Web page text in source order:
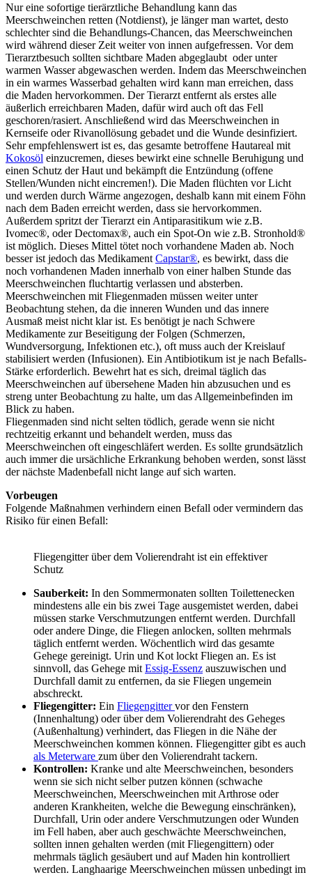
Nur eine sofortige tierärztliche Behandlung kann das
Meerschweinchen retten (Notdienst), je länger man wartet, desto
schlechter sind die Behandlungs-Chancen, das Meerschweinchen
wird während dieser Zeit weiter von innen aufgefressen. Vor dem
Tierarztbesuch sollten sichtbare Maden abgeglaubt oder unter
warmen Wasser abgewaschen werden. Indem das Meerschweinchen
in ein warmes Wasserbad gehalten wird kann man erreichen, dass
die Maden hervorkommen. Der Tierarzt entfernt als erstes alle
äußerlich erreichbaren Maden, dafür wird auch oft das Fell
geschoren/rasiert. Anschließend wird das Meerschweinchen in
Kernseife oder Rivanollösung gebadet und die Wunde desinfiziert.
Sehr empfehlenswert ist es, das gesamte betroffene Hautareal mit
Kokosöl einzucremen, dieses bewirkt eine schnelle Beruhigung und
einen Schutz der Haut und bekämpft die Entzündung (offene
Stellen/Wunden nicht eincremen!). Die Maden flüchten vor Licht
und werden durch Wärme angezogen, deshalb kann mit einem Föhn
nach dem Baden erreicht werden, dass sie hervorkommen.
Außerdem spritzt der Tierarzt ein Antiparasitikum wie z.B.
Ivomec®, oder Dectomax®, auch ein Spot-On wie z.B. Stronhold®
ist möglich. Dieses Mittel tötet noch vorhandene Maden ab. Noch
besser ist jedoch das Medikament Capstar®, es bewirkt, dass die
noch vorhandenen Maden innerhalb von einer halben Stunde das
Meerschweinchen fluchtartig verlassen und absterben.
Meerschweinchen mit Fliegenmaden müssen weiter unter
Beobachtung stehen, da die inneren Wunden und das innere
Ausmaß meist nicht klar ist. Es benötigt je nach Schwere
Medikamente zur Beseitigung der Folgen (Schmerzen,
Wundversorgung, Infektionen etc.), oft muss auch der Kreislauf
stabilisiert werden (Infusionen). Ein Antibiotikum ist je nach Befalls-
Stärke erforderlich. Bewehrt hat es sich, dreimal täglich das
Meerschweinchen auf übersehene Maden hin abzusuchen und es
streng unter Beobachtung zu halte, um das Allgemeinbefinden im
Blick zu haben.
Fliegenmaden sind nicht selten tödlich, gerade wenn sie nicht
rechtzeitig erkannt und behandelt werden, muss das
Meerschweinchen oft eingeschläfert werden. Es sollte grundsätzlich
auch immer die ursächliche Erkrankung behoben werden, sonst lässt
der nächste Madenbefall nicht lange auf sich warten.
Vorbeugen
Folgende Maßnahmen verhindern einen Befall oder vermindern das
Risiko für einen Befall:
Fliegengitter über dem Volierendraht ist ein effektiver
Schutz
Sauberkeit: In den Sommermonaten sollten Toilettenecken
mindestens alle ein bis zwei Tage ausgemistet werden, dabei
müssen starke Verschmutzungen entfernt werden. Durchfall
oder andere Dinge, die Fliegen anlocken, sollten mehrmals
täglich entfernt werden. Wöchentlich wird das gesamte
Gehege gereinigt. Urin und Kot lockt Fliegen an. Es ist
sinnvoll, das Gehege mit Essig-Essenz auszuwischen und
Durchfall damit zu entfernen, da sie Fliegen ungemein
abschreckt.
Fliegengitter: Ein Fliegengittervor den Fenstern
(Innenhaltung) oder über dem Volierendraht des Geheges
(Außenhaltung) verhindert, das Fliegen in die Nähe der
Meerschweinchen kommen können. Fliegengitter gibt es auch
als Meterware zum über den Volierendraht tackern.
Kontrollen: Kranke und alte Meerschweinchen, besonders
wenn sie sich nicht selber putzen können (schwache
Meerschweinchen, Meerschweinchen mit Arthrose oder
anderen Krankheiten, welche die Bewegung einschränken),
Durchfall, Urin oder andere Verschmutzungen oder Wunden
im Fell haben, aber auch geschwächte Meerschweinchen,
sollten innen gehalten werden (mit Fliegengittern) oder
mehrmals täglich gesäubert und auf Maden hin kontrolliert
werden. Langhaarige Meerschweinchen müssen unbedingt im